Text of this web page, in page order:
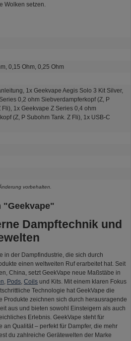
Wolken setzen.
0,15 Ohm, 0,25 Ohm
1x Geekvape Aegis Solo 3 Kit Silver,
0,2 ohm Siebverdampferkopf (Z, P
Fli), 1x Geekvape Z Series 0,4 ohm
(Z, P Subohm Tank. Z Fli), 1x USB-C
vorbehalten.
"Geekvape"
Dampftechnik und
in der Dampfindustrie, die sich durch
einen weltweiten Ruf erarbeitet hat. Seit
China, setzt GeekVape neue Maßstäbe in
, Pods, Coils und Kits. Mit einem klaren Fokus
Technologie hat GeekVape die
Produkte zeichnen sich durch herausragende
aus und bieten sowohl Einsteigern als auch
Erlebnis. GeekVape steht für
an Qualität – perfekt für Dampfer, die mehr
du zahlreiche Gerätewelten der Marke